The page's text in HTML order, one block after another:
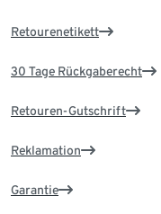
Retourenetikett
30 Tage Rückgaberecht
Retouren-Gutschrift
Reklamation
Garantie